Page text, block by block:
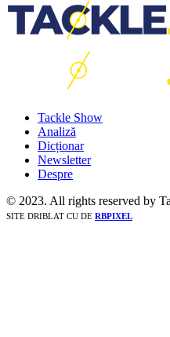
Tackle Show
Analiză
Dicționar
Newsletter
Despre
© 2023. All rights reserved by
SITE DRIBLAT CU DE RBPIXEL